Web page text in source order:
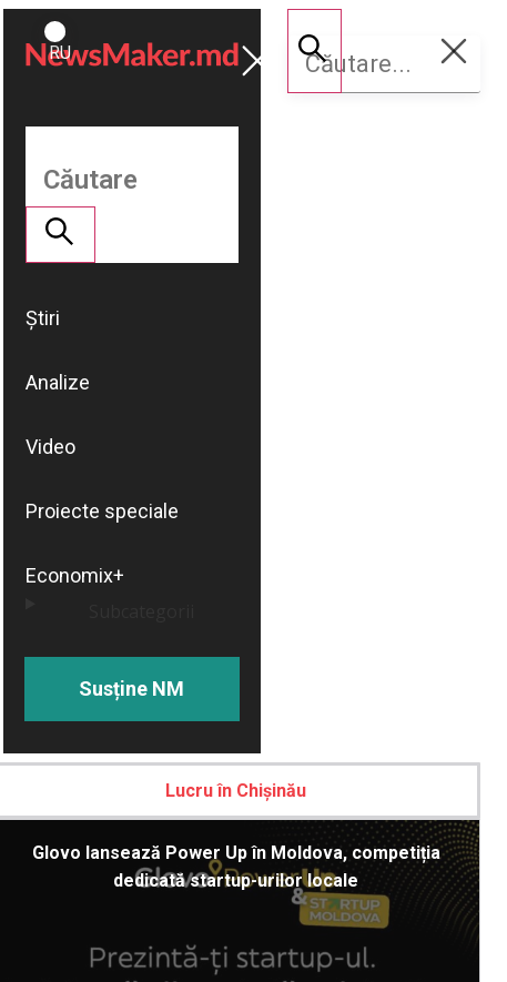
ROMÂNĂ
RU
Susține
NM
Știri
Analize
Video
Proiecte speciale
Economix+
Susține NM
Lucru în Chișinău
Glovo lansează Power Up în Moldova, competiția
dedicată startup-urilor locale